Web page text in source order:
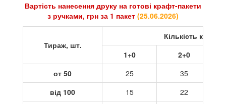
Вартість нанесення друку на готові крафт-пакети
з ручками, грн за 1 пакет (25.06.2026)
Тираж, шт.
Кількість
1+0
2+0
от 50
25
35
від 100
15
22